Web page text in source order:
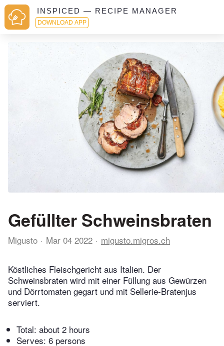
INSPICED — RECIPE MANAGER
DOWNLOAD APP
Gefüllter Schweinsbraten
Migusto Mar 04 2022 migusto.migros.ch
Köstliches Fleischgericht aus Italien. Der
Schweinsbraten wird mit einer Füllung aus Gewürzen
und Dörrtomaten gegart und mit Sellerie-Bratenjus
serviert.
Total: about 2 hours
Serves: 6 persons